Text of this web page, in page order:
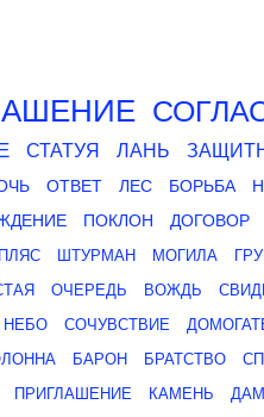
СТАТУЯ ЛАНЬ
ОТВЕТ ЛЕС БОРЬБА
ПОКЛОН ДОГОВОР
ПЛЯС ШТУРМАН МОГИЛА
ОЧЕРЕДЬ ВОЖДЬ
НЕБО СОЧУВСТВИЕ
БАРОН БРАТСТВО
ПРИГЛАШЕНИЕ КАМЕНЬ